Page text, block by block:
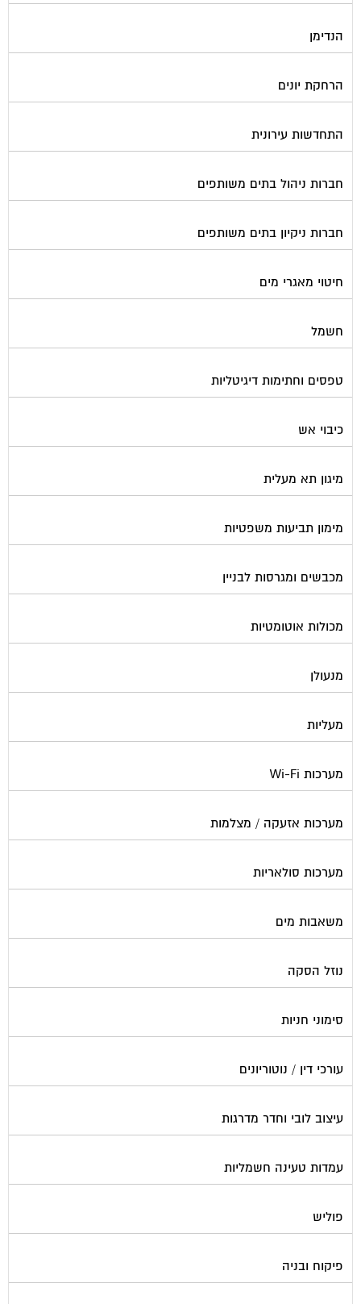
הנדימן
הרחקת יונים
התחדשות עירונית
חברות ניהול בתים משותפים
חברות ניקיון בתים משותפים
חיטוי מאגרי מים
חשמל
טפסים וחתימות דיגיטליות
כיבוי אש
מיגון תא מעלית
מימון תביעות משפטיות
מכבשים ומגרסות לבניין
מכולות אוטומטיות
מנעולן
מעליות
מערכות Wi-Fi
מערכות אזעקה / מצלמות
מערכות סולאריות
משאבות מים
נוזל הסקה
סימוני חניות
עורכי דין / נוטוריונים
עיצוב לובי וחדר מדרגות
עמדות טעינה חשמליות
פוליש
פיקוח ובניה